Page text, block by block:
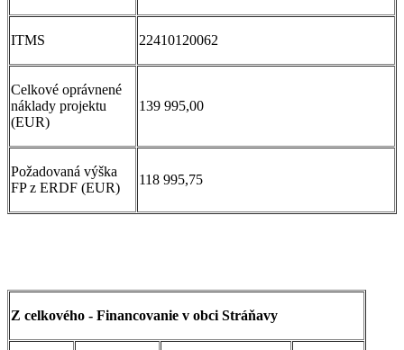
ITMS 22410120062
Celkové oprávnené
náklady projektu
(EUR)
139 995,00
Požadovaná výška
FP z ERDF (EUR)
118 995,75
Z celkového - Financovanie v obci Stráňavy